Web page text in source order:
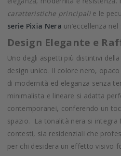
caratteristiche principalie le
serie Pixia Nera un’eccellenza
Design Elegante e
Uno degli aspetti più distintivi
design unico. Il colore nero,
di modernità ed eleganza senza
minimalista e lineare si adatta
contemporanei, conferendo un
spazio. La tonalità nera si integra
contesti, sia residenziali che
per chi desidera un effetto visivo